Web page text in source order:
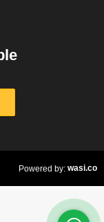
Powered by: wasi.co